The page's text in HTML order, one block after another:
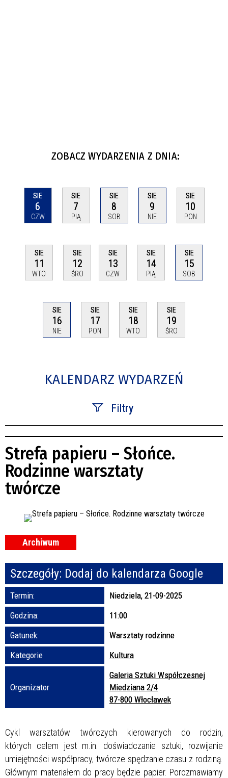
ZOBACZ WYDARZENIA Z DNIA:
SIE
6
CZW
SIE
7
PIĄ
SIE
8
SOB
SIE
9
NIE
SIE
10
PON
SIE
11
WTO
SIE
12
ŚRO
SIE
13
CZW
SIE
14
PIĄ
SIE
15
SOB
SIE
16
NIE
SIE
17
PON
SIE
18
WTO
SIE
19
ŚRO
KALENDARZ WYDARZEŃ
Filtry
Kategoria
Miejsce
Promowane
Strefa papieru – Słońce.
Rodzinne warsztaty
twórcze
Archiwum
Szczegóły: Dodaj do kalendarza Google
Termin:
Niedziela, 21-09-2025
Godzina:
11:00
Gatunek:
Warsztaty rodzinne
Kategorie
Kultura
Organizator
Galeria Sztuki Współczesnej
Miedziana 2/4
87-800 Włocławek
Cykl warsztatów twórczych kierowanych do rodzin,
których celem jest m.in. doświadczanie sztuki, rozwijanie
umiejętności współpracy, twórcze spędzanie czasu z rodziną.
Głównym materiałem do pracy będzie papier. Porozmawiamy